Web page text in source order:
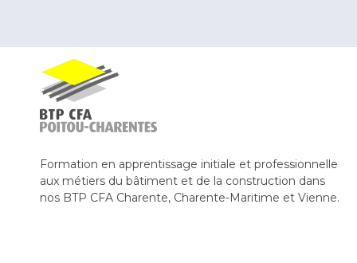
Formation en apprentissage initiale et professionnelle
aux métiers du bâtiment et de la construction dans
nos BTP CFA Charente, Charente-Maritime et Vienne.